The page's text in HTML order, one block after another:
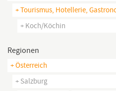
+ Tourismus, Hotellerie,
+ Koch/köchin
Regionen
+ Österreich
+ Salzburg